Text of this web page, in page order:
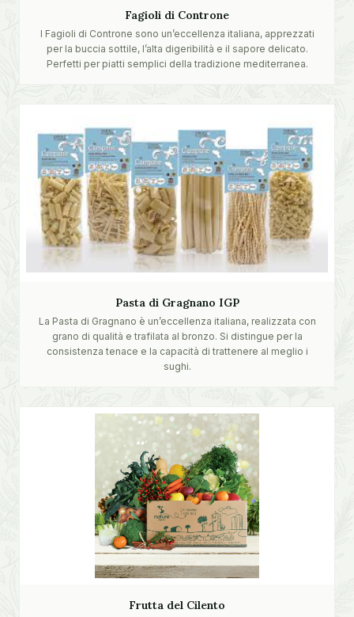
Fagioli di Controne
I Fagioli di Controne sono un’eccellenza italiana, apprezzati
per la buccia sottile, l’alta digeribilità e il sapore delicato.
Perfetti per piatti semplici della tradizione mediterranea.
Pasta di Gragnano IGP
La Pasta di Gragnano è un’eccellenza italiana, realizzata con
grano di qualità e trafilata al bronzo. Si distingue per la
consistenza tenace e la capacità di trattenere al meglio i
sughi.
Frutta del Cilento